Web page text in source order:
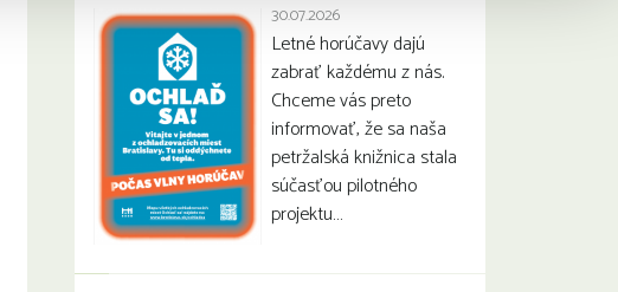
30.07.2026
Letné horúčavy dajú
zabrať každému z nás.
Chceme vás preto
informovať, že sa naša
petržalská knižnica stala
súčasťou pilotného
projektu…